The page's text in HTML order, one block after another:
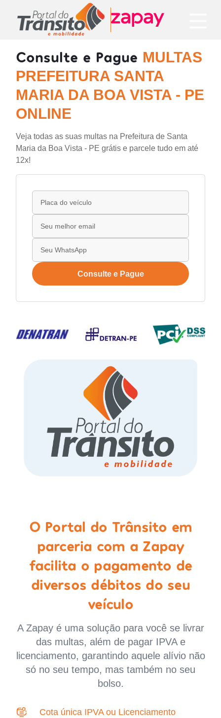
Consulte e Pague MULTAS
PREFEITURA SANTA
MARIA DA BOA VISTA - PE
ONLINE
Veja todas as suas multas na Prefeitura de Santa
Maria da Boa Vista - PE grátis e parcele tudo em até
12x!
Consulte e Pague
O Portal do Trânsito em
parceria com a Zapay
facilita o pagamento de
diversos débitos do seu
veículo
A Zapay é uma solução para você se livrar
das multas, além de pagar IPVA e
licenciamento, garantindo aquele alívio não
só no seu tempo, mas também no seu
bolso.
Cota única IPVA ou Licenciamento